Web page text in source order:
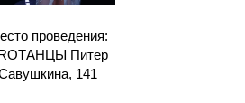
проведения:
Питер
141